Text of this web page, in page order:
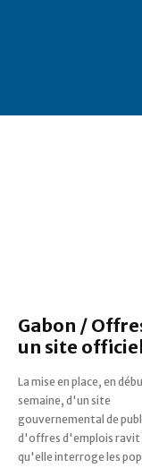
Gabon /
un site
La mise en place, en
semaine, d'un site
gouvernemental de
d'offres d'emplois
qu'elle interroge les
Notamment sur la
certains administrateurs à se
départir des affinités
souvent guidé les